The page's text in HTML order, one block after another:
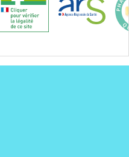
par 94 % des bébés (1).